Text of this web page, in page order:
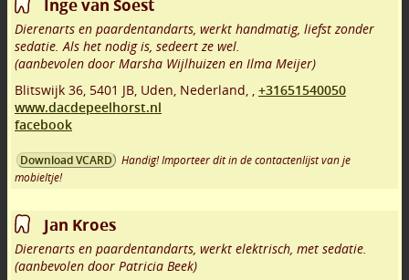
Inge van Soest
Dierenarts en paardentandarts, werkt handmatig, liefst zonder
sedatie. Als het nodig is, sedeert ze wel.
(aanbevolen door Marsha Wijlhuizen en Ilma Meijer)
Blitswijk 36 5401 JB Uden Nederland,
+31651540050
www.dacdepeelhorst.nl
facebook
Download VCARD
Handig! Importeer dit in de contactenlijst van je
mobieltje!
Jan Kroes
Dierenarts en paardentandarts, werkt elektrisch, met sedatie.
(aanbevolen door Patricia Beek)